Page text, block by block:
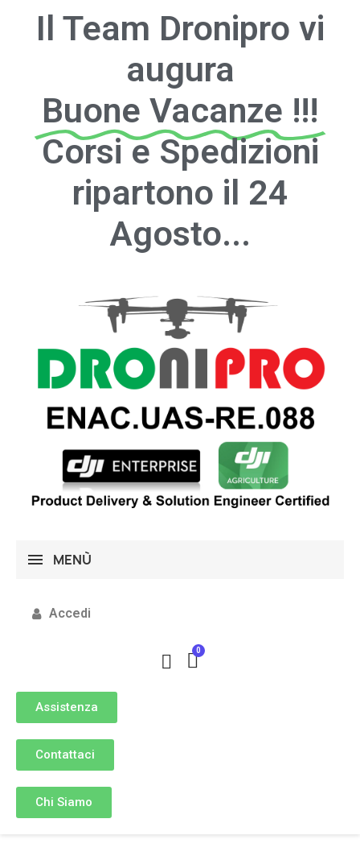
Il Team Dronipro vi
augura
Buone Vacanze !!!
Corsi e Spedizioni
ripartono il 24
Agosto...
MENÙ
Accedi
Assistenza
Contattaci
Chi Siamo